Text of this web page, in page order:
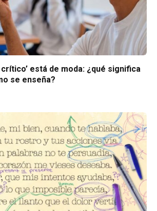
crítico’ está de moda: ¿qué significa
se enseña?